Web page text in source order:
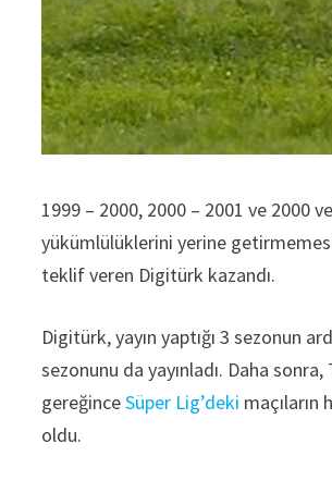
1999 – 2000, 2000 – 2001 ve 2000
yükümlülüklerini yerine
teklif veren Digitürk kazandı.
Digitürk, yayın yaptığı 3 sezonun
sezonunu da yayınladı. Daha
gereğinceSüper Lig’deki maçıların
oldu.